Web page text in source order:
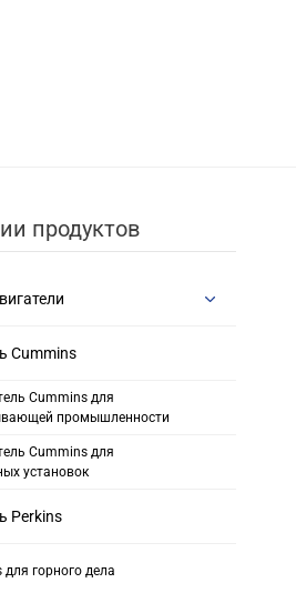
продуктов
Cummins
Cummins для
промышленности
Cummins для
установок
Perkins
для горного дела